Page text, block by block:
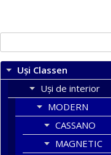
după:
Uși Classen
Uși de interior
MODERN
CASSANO
MAGNETIC